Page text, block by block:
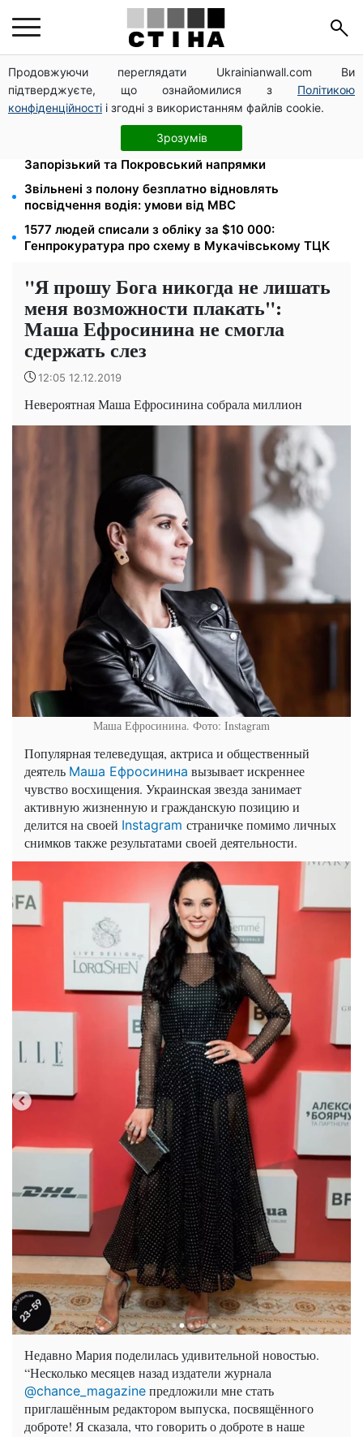
Продовжуючи переглядати Ukrainianwall.com Ви
підтверджуєте, що ознайомилися з Політикою
конфіденційності і згодні з використанням файлів cookie.
Зрозумів
Новий знак на центральній вулиці: водіям
вантажівок заборонили зупинку — штраф до 680
грн
Мавіки, зарядні станції та апарати для реанімації:
Християнський корпус передав вантаж на
Запорізький та Покровський напрямки
Звільнені з полону безплатно відновлять
посвідчення водія: умови від МВС
1577 людей списали з обліку за $10 000:
Генпрокуратура про схему в Мукачівському ТЦК
"Я прошу Бога никогда не лишать
меня возможности плакать":
Маша Ефросинина не смогла
сдержать слез
12:05 12.12.2019
Невероятная Маша Ефросинина собрала миллион
Маша Ефросинина. Фото: Instagram
Популярная телеведущая, актриса и общественный
деятель Маша Ефросинина вызывает искреннее
чувство восхищения. Украинская звезда занимает
активную жизненную и гражданскую позицию и
делится на своей Instagram страничке помимо личных
снимков также результатами своей деятельности.
Недавно Мария поделилась удивительной новостью.
“Несколько месяцев назад издатели журнала
@chance_magazine предложили мне стать
приглашённым редактором выпуска, посвящённого
доброте! Я сказала, что говорить о доброте в наше